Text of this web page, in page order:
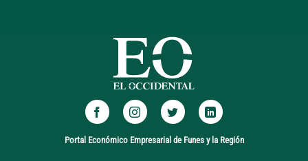
Portal Económico Empresarial de Funes y la Región